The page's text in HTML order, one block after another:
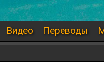
Видео Переводы